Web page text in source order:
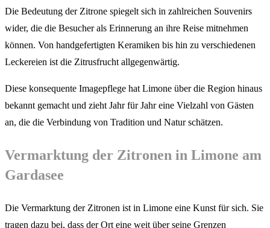
Die Bedeutung der Zitrone spiegelt sich in zahlreichen Souvenirs
wider, die die Besucher als Erinnerung an ihre Reise mitnehmen
können. Von handgefertigten Keramiken bis hin zu verschiedenen
Leckereien ist die Zitrusfrucht allgegenwärtig.
Diese konsequente Imagepflege hat Limone über die Region hinaus
bekannt gemacht und zieht Jahr für Jahr eine Vielzahl von Gästen
an, die die Verbindung von Tradition und Natur schätzen.
Vermarktung der Zitronen in Limone am
Gardasee
Die Vermarktung der Zitronen ist in Limone eine Kunst für sich. Sie
tragen dazu bei, dass der Ort eine weit über seine Grenzen